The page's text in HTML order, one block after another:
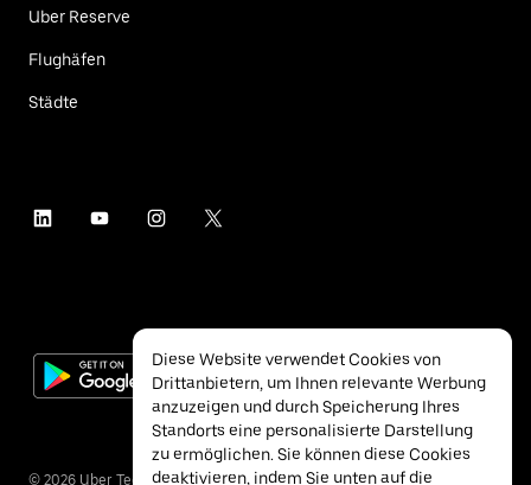
Uber Reserve
Flughäfen
Städte
© 2026 Uber Technologies Inc.
Diese Website verwendet Cookies von
Drittanbietern, um Ihnen relevante Werbung
anzuzeigen und durch Speicherung Ihres
Standorts eine personalisierte Darstellung
zu ermöglichen. Sie können diese Cookies
deaktivieren, indem Sie unten auf die